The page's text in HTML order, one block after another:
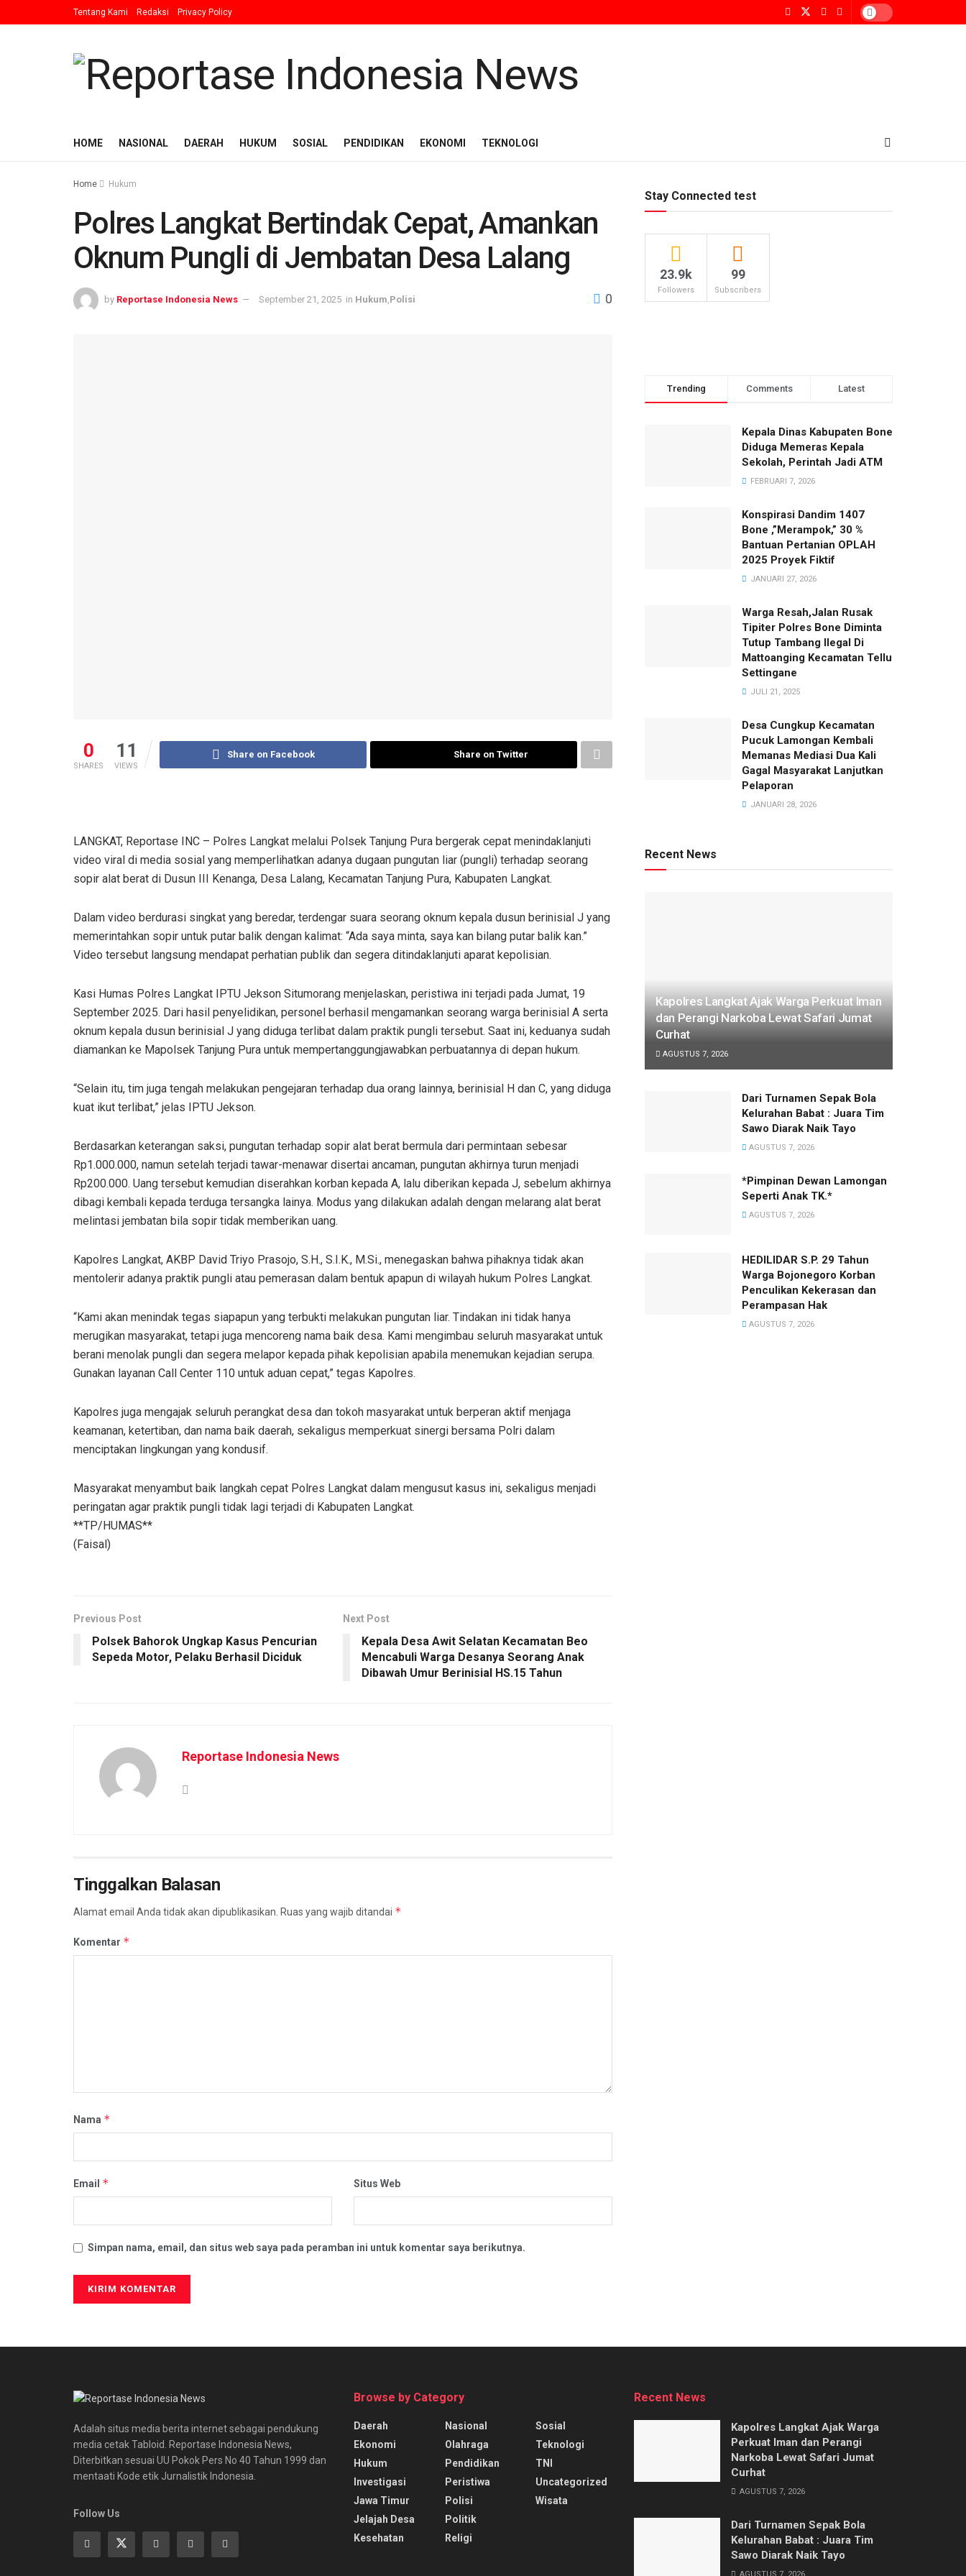
Tentang Kami Redaksi Privacy Policy
HOME NASIONAL DAERAH HUKUM SOSIAL PENDIDIKAN EKONOMI TEKNOLOGI
Home Hukum
Polres Langkat Bertindak Cepat, Amankan
Oknum Pungli di Jembatan Desa Lalang
by Reportase Indonesia News September 21, 2025 in Hukum Polisi 0
0
SHARES
11
VIEWS
Share on Facebook Share on Twitter
LANGKAT, Reportase INC – Polres Langkat melalui Polsek Tanjung Pura bergerak cepat menindaklanjuti
video viral di media sosial yang memperlihatkan adanya dugaan pungutan liar (pungli) terhadap seorang
sopir alat berat di Dusun III Kenanga, Desa Lalang, Kecamatan Tanjung Pura, Kabupaten Langkat.
Dalam video berdurasi singkat yang beredar, terdengar suara seorang oknum kepala dusun berinisial J yang
memerintahkan sopir untuk putar balik dengan kalimat: “Ada saya minta, saya kan bilang putar balik kan.”
Video tersebut langsung mendapat perhatian publik dan segera ditindaklanjuti aparat kepolisian.
Kasi Humas Polres Langkat IPTU Jekson Situmorang menjelaskan, peristiwa ini terjadi pada Jumat, 19
September 2025. Dari hasil penyelidikan, personel berhasil mengamankan seorang warga berinisial A serta
oknum kepala dusun berinisial J yang diduga terlibat dalam praktik pungli tersebut. Saat ini, keduanya sudah
diamankan ke Mapolsek Tanjung Pura untuk mempertanggungjawabkan perbuatannya di depan hukum.
“Selain itu, tim juga tengah melakukan pengejaran terhadap dua orang lainnya, berinisial H dan C, yang diduga
kuat ikut terlibat,” jelas IPTU Jekson.
Berdasarkan keterangan saksi, pungutan terhadap sopir alat berat bermula dari permintaan sebesar
Rp1.000.000, namun setelah terjadi tawar-menawar disertai ancaman, pungutan akhirnya turun menjadi
Rp200.000. Uang tersebut kemudian diserahkan korban kepada A, lalu diberikan kepada J, sebelum akhirnya
dibagi kembali kepada terduga tersangka lainya. Modus yang dilakukan adalah dengan melarang alat berat
melintasi jembatan bila sopir tidak memberikan uang.
Kapolres Langkat, AKBP David Triyo Prasojo, S.H., S.I.K., M.Si., menegaskan bahwa pihaknya tidak akan
mentolerir adanya praktik pungli atau pemerasan dalam bentuk apapun di wilayah hukum Polres Langkat.
“Kami akan menindak tegas siapapun yang terbukti melakukan pungutan liar. Tindakan ini tidak hanya
merugikan masyarakat, tetapi juga mencoreng nama baik desa. Kami mengimbau seluruh masyarakat untuk
berani menolak pungli dan segera melapor kepada pihak kepolisian apabila menemukan kejadian serupa.
Gunakan layanan Call Center 110 untuk aduan cepat,” tegas Kapolres.
Kapolres juga mengajak seluruh perangkat desa dan tokoh masyarakat untuk berperan aktif menjaga
keamanan, ketertiban, dan nama baik daerah, sekaligus memperkuat sinergi bersama Polri dalam
menciptakan lingkungan yang kondusif.
Masyarakat menyambut baik langkah cepat Polres Langkat dalam mengusut kasus ini, sekaligus menjadi
peringatan agar praktik pungli tidak lagi terjadi di Kabupaten Langkat.
**TP/HUMAS**
(Faisal)
Previous Post
Polsek Bahorok Ungkap Kasus Pencurian
Sepeda Motor, Pelaku Berhasil Diciduk
Next Post
Kepala Desa Awit Selatan Kecamatan Beo
Mencabuli Warga Desanya Seorang Anak
Dibawah Umur Berinisial HS.15 Tahun
Reportase Indonesia News
Tinggalkan Balasan
Alamat email Anda tidak akan dipublikasikan. Ruas yang wajib ditandai *
Komentar *
Nama *
Email * Situs Web
Simpan nama, email, dan situs web saya pada peramban ini untuk komentar saya berikutnya.
Stay Connected test
23.9k
Followers
99
Subscribers
Trending Comments Latest
Kepala Dinas Kabupaten Bone
Diduga Memeras Kepala
Sekolah, Perintah Jadi ATM
FEBRUARI 7, 2026
Konspirasi Dandim 1407
Bone ,”Merampok,” 30 %
Bantuan Pertanian OPLAH
2025 Proyek Fiktif
JANUARI 27, 2026
Warga Resah,Jalan Rusak
Tipiter Polres Bone Diminta
Tutup Tambang Ilegal Di
Mattoanging Kecamatan Tellu
Settingane
JULI 21, 2025
Desa Cungkup Kecamatan
Pucuk Lamongan Kembali
Memanas Mediasi Dua Kali
Gagal Masyarakat Lanjutkan
Pelaporan
JANUARI 28, 2026
Recent News
Kapolres Langkat Ajak Warga Perkuat Iman
dan Perangi Narkoba Lewat Safari Jumat
Curhat
AGUSTUS 7, 2026
Dari Turnamen Sepak Bola
Kelurahan Babat : Juara Tim
Sawo Diarak Naik Tayo
AGUSTUS 7, 2026
*Pimpinan Dewan Lamongan
Seperti Anak TK.*
AGUSTUS 7, 2026
HEDILIDAR S.P. 29 Tahun
Warga Bojonegoro Korban
Penculikan Kekerasan dan
Perampasan Hak
AGUSTUS 7, 2026
Adalah situs media berita internet sebagai pendukung
media cetak Tabloid. Reportase Indonesia News,
Diterbitkan sesuai UU Pokok Pers No 40 Tahun 1999 dan
mentaati Kode etik Jurnalistik Indonesia.
Follow Us
Browse by Category
Daerah
Ekonomi
Hukum
Investigasi
Jawa Timur
Jelajah Desa
Kesehatan
Nasional
Olahraga
Pendidikan
Peristiwa
Polisi
Politik
Religi
Sosial
Teknologi
TNI
Uncategorized
Wisata
Recent News
Kapolres Langkat Ajak Warga
Perkuat Iman dan Perangi
Narkoba Lewat Safari Jumat
Curhat
AGUSTUS 7, 2026
Dari Turnamen Sepak Bola
Kelurahan Babat : Juara Tim
Sawo Diarak Naik Tayo
AGUSTUS 7, 2026